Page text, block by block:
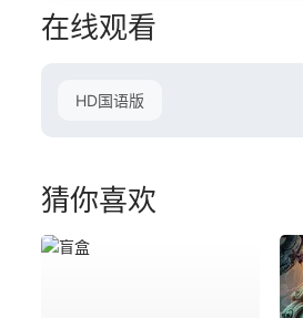
在线观看
HD国语版
猜你喜欢